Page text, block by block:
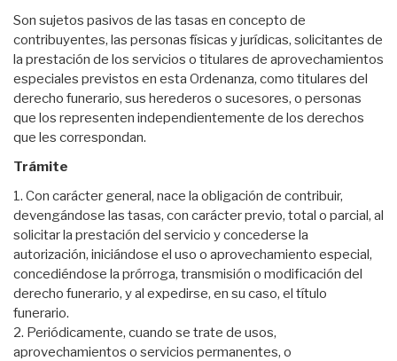
Son sujetos pasivos de las tasas en concepto de
contribuyentes, las personas físicas y jurídicas, solicitantes de
la prestación de los servicios o titulares de aprovechamientos
especiales previstos en esta Ordenanza, como titulares del
derecho funerario, sus herederos o sucesores, o personas
que los representen independientemente de los derechos
que les correspondan.
Trámite
1. Con carácter general, nace la obligación de contribuir,
devengándose las tasas, con carácter previo, total o parcial, al
solicitar la prestación del servicio y concederse la
autorización, iniciándose el uso o aprovechamiento especial,
concediéndose la prórroga, transmisión o modificación del
derecho funerario, y al expedirse, en su caso, el título
funerario.
2. Periódicamente, cuando se trate de usos,
aprovechamientos o servicios permanentes, o